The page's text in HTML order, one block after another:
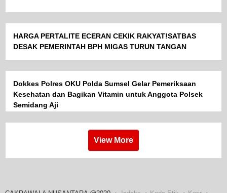
HARGA PERTALITE ECERAN CEKIK RAKYAT!SATBAS
DESAK PEMERINTAH BPH MIGAS TURUN TANGAN
Dokkes Polres OKU Polda Sumsel Gelar Pemeriksaan
Kesehatan dan Bagikan Vitamin untuk Anggota Polsek
Semidang Aji
View More